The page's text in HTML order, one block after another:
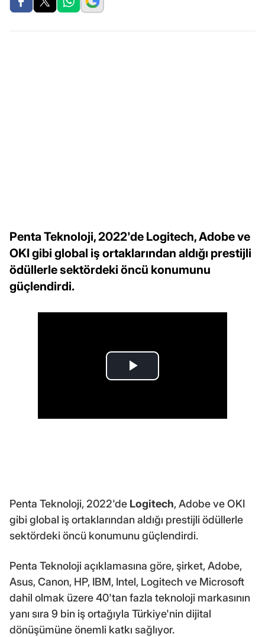
Penta Teknoloji, 2022'de Logitech, Adobe ve
OKI gibi global iş ortaklarından aldığı prestijli
ödüllerle sektördeki öncü konumunu
güçlendirdi.
Penta Teknoloji, 2022'de Logitech, Adobe ve OKI
gibi global iş ortaklarından aldığı prestijli ödüllerle
sektördeki öncü konumunu güçlendirdi.
Penta Teknoloji açıklamasına göre, şirket, Adobe,
Asus, Canon, HP, IBM, Intel, Logitech ve Microsoft
dahil olmak üzere 40'tan fazla teknoloji markasının
yanı sıra 9 bin iş ortağıyla Türkiye'nin dijital
dönüşümüne önemli katkı sağlıyor.